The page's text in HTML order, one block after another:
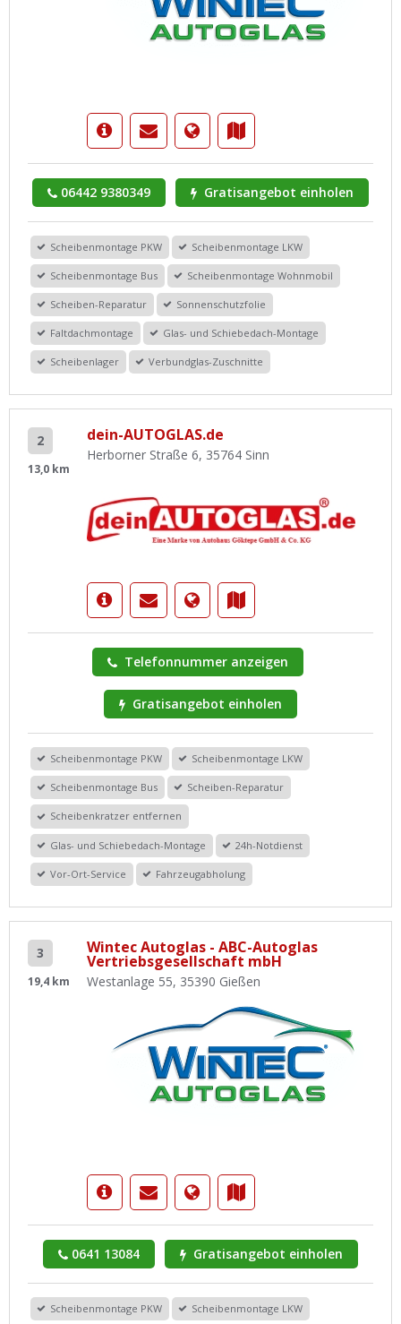
06442 9380349 Gratisangebot einholen
Scheibenmontage PKW Scheibenmontage LKW
Scheibenmontage Bus Scheibenmontage Wohnmobil
Scheiben-Reparatur Sonnenschutzfolie
Faltdachmontage Glas- und Schiebedach-Montage
Scheibenlager Verbundglas-Zuschnitte
2
13,0 km
dein-AUTOGLAS.de
Herborner Straße 6, 35764 Sinn
Telefonnummer anzeigen
Gratisangebot einholen
Scheibenmontage PKW Scheibenmontage LKW
Scheibenmontage Bus Scheiben-Reparatur
Scheibenkratzer entfernen
Glas- und Schiebedach-Montage 24h-Notdienst
Vor-Ort-Service Fahrzeugabholung
3
19,4 km
Wintec Autoglas - ABC-Autoglas
Vertriebsgesellschaft mbH
Westanlage 55, 35390 Gießen
0641 13084 Gratisangebot einholen
Scheibenmontage PKW Scheibenmontage LKW